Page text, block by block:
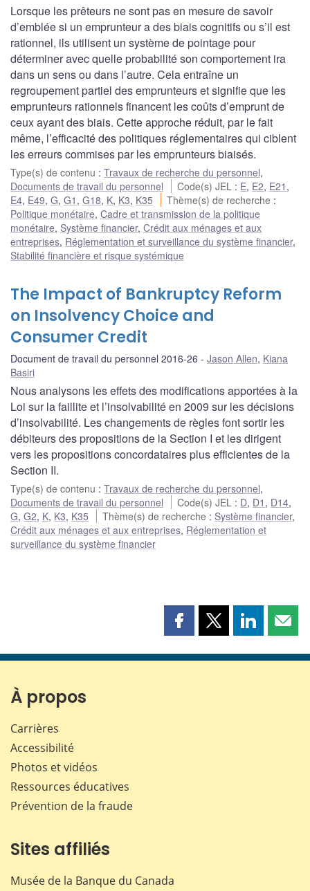
Lorsque les prêteurs ne sont pas en mesure de savoir
d’emblée si un emprunteur a des biais cognitifs ou s’il est
rationnel, ils utilisent un système de pointage pour
déterminer avec quelle probabilité son comportement ira
dans un sens ou dans l’autre. Cela entraîne un
regroupement partiel des emprunteurs et signifie que les
emprunteurs rationnels financent les coûts d’emprunt de
ceux ayant des biais. Cette approche réduit, par le fait
même, l’efficacité des politiques réglementaires qui ciblent
les erreurs commises par les emprunteurs biaisés.
Type(s) de contenu : Travaux de recherche du personnel,
Documents de travail du personnel
Code(s) JEL : E, E2, E21 ,
E4, E49, G, G1 , G18, K, K3, K35 Thème(s) de recherche :
Politique monétaire, Cadre et transmission de la politique
monétaire, Système financier, Crédit aux ménages et aux
entreprises, Réglementation et surveillance du système financier,
Stabilité financière et risque systémique
The Impact of Bankruptcy Reform
on Insolvency Choice and
Consumer Credit
Document de travail du personnel 2016-26 Jason Allen, Kiana
Basiri
Nous analysons les effets des modifications apportées à la
Loi sur la faillite et l’insolvabilité en 2009 sur les décisions
d’insolvabilité. Les changements de règles font sortir les
débiteurs des propositions de la Section I et les dirigent
vers les propositions concordataires plus efficientes de la
Section II.
Type(s) de contenu : Travaux de recherche du personnel,
Documents de travail du personnel
Code(s) JEL : D, D1 , D14,
G, G2, K, K3, K35 Thème(s) de recherche : Système financier,
Crédit aux ménages et aux entreprises, Réglementation et
surveillance du système financier
Partager
page
Partager
page
Partager
page page
À propos
Carrières
Accessibilité
Photos et vidéos
Ressources éducatives
Prévention de la fraude
Sites affiliés
Musée de la Banque du Canada